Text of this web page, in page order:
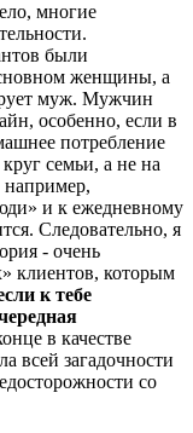
многие
были
женщины, а
муж. Мужчин
особенно, если в
потребление
семьи, а не на
например,
и к ежедневному
Следовательно, я
- очень
клиентов, которым
к тебе
в качестве
всей загадочности
со